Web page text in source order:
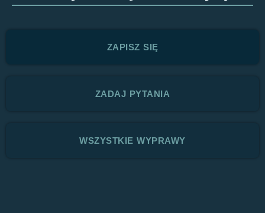
ZAPISZ SIĘ
ZADAJ PYTANIA
WSZYSTKIE WYPRAWY